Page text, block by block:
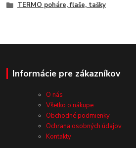
TERMO poháre, fľaše, tašky
Informácie pre zákazníkov
O nás
Všetko o nákupe
Obchodné podmienky
Ochrana osobných údajov
Kontakty